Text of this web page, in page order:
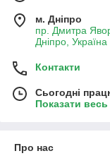
м. Дніпро
пр. Дмитра
Дніпро, Україна
Контакти
Сьогодні
Показати
Про нас